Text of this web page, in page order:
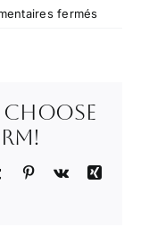
ferméssur
Choose
Tumblr Pinterest
Vk
Xing